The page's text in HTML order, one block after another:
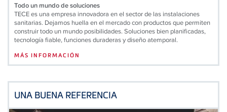
Todo un mundo de soluciones
TECE es una empresa innovadora en el sector de las instalaciones
sanitarias. Dejamos huella en el mercado con productos que permiten
construir todo un mundo posibilidades. Soluciones bien planificadas,
tecnología fiable, funciones duraderas y diseño atemporal.
MÁS INFORMACIÓN
UNA BUENA REFERENCIA